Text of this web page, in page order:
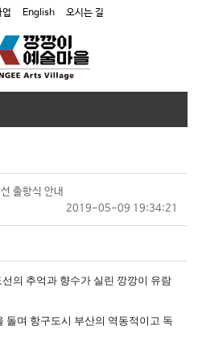
업 English 오시는 길
출항식 안내
2019-05-09 19:34:21
의 추억과 향수가 실린 깡깡이 유람
돌며 항구도시 부산의 역동적이고 독